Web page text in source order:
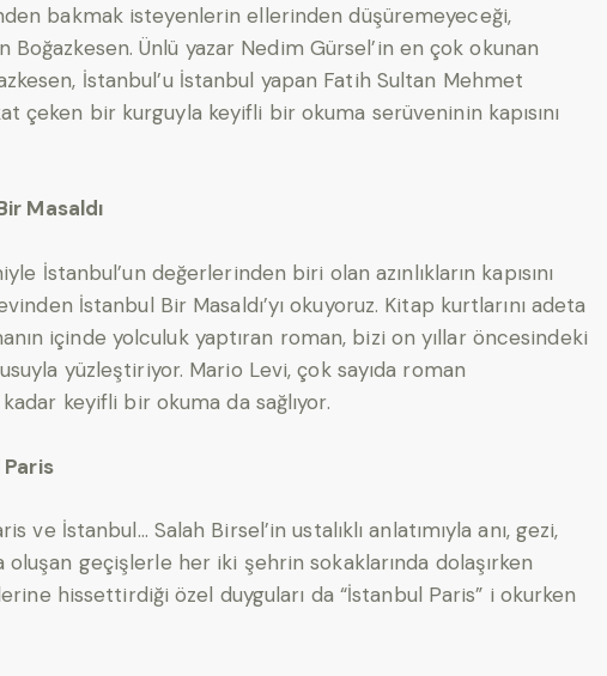
bakmak isteyenlerin ellerinden düşüremeyeceği,
Boğazkesen. Ünlü yazar Nedim Gürsel’in en çok okunan
İstanbul’u İstanbul yapan Fatih Sultan Mehmet
çeken bir kurguyla keyifli bir okuma serüveninin kapısını
Masaldı
İstanbul’un değerlerinden biri olan azınlıkların kapısını
İstanbul Bir Masaldı’yı okuyoruz. Kitap kurtlarını adeta
içinde yolculuk yaptıran roman, bizi on yıllar öncesindeki
yüzleştiriyor. Mario Levi, çok sayıda roman
keyifli bir okuma da sağlıyor.
ve İstanbul… Salah Birsel’in ustalıklı anlatımıyla anı, gezi,
geçişlerle her iki şehrin sokaklarında dolaşırken
hissettirdiği özel duyguları da “İstanbul Paris” i okurken